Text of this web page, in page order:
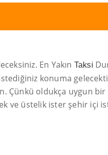
En Yakın Taksi
konuma
Çünkü oldukça uygun
üstelik ister şehir içi